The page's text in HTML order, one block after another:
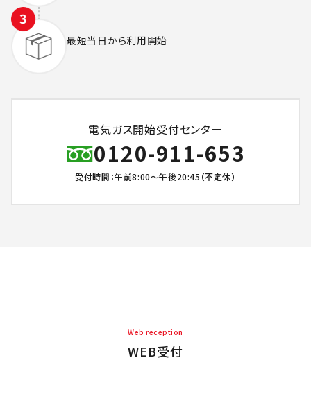
最短当日から利用開始
電気ガス開始受付センター
0120-911-653
受付時間：午前8:00～午後20:45（不定休）
Web reception
WEB受付